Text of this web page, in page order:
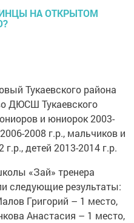
Тукаевского района
ДЮСШ Тукаевского
и юниорок 2003-
2008 г.р., мальчиков и
детей 2013-2014 г.р.
«Зай» тренера
следующие результаты:
Григорий – 1 место,
Анастасия – 1 место,